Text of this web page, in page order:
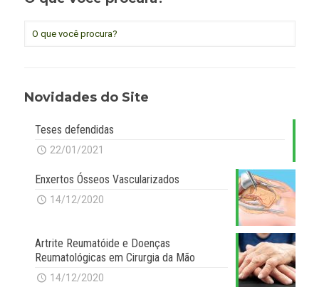
Novidades do Site
Teses defendidas
22/01/2021
Enxertos Ósseos Vascularizados
14/12/2020
Artrite Reumatóide e Doenças
Reumatológicas em Cirurgia da Mão
14/12/2020